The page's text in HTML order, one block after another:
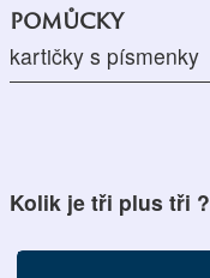
pomůcky
kartičky s písmenky
Kolik je tři plus tři ?